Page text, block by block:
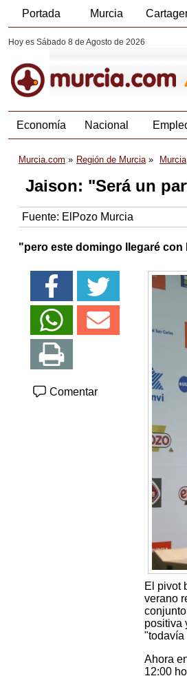
Portada Murcia
Hoy es Sábado 8 de Agosto de 2026
Economía Nacional
Murcia.com Región de Murcia Murcia
Jaison: "Será un
Fuente: ElPozo Murcia
"pero este domingo llegaré con
Comentar
El pivot
verano
positiva
"todavía
Ahora
12:00